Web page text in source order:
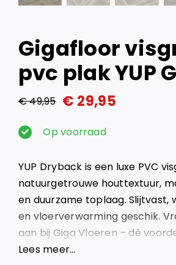
Gigafloor
pvc plak YUP
€49,95
Oorspronkelijke
prijs
€ 49,95.
€ 29,95
Huidige
prijs
€ 29,95.
Op voorraad
YUP Dryback is een luxe PVC
natuurgetrouwe houttextuur,
en duurzame toplaag. Slijtvast,
en vloerverwarming geschik.
aan bij Giga Vloeren – dé
vloerenleverancier van
Lees meer…